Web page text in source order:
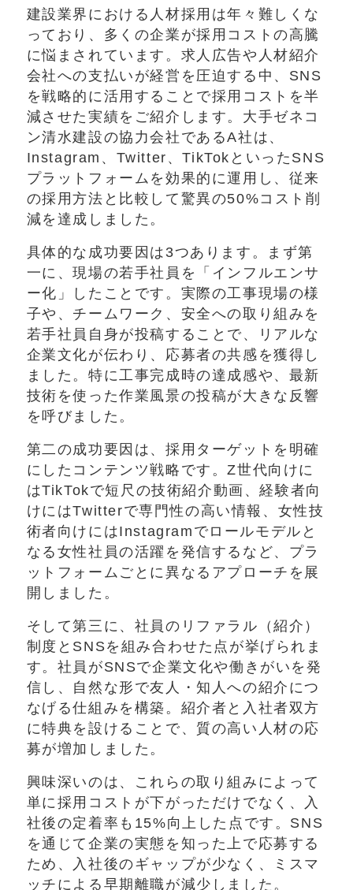
建設業界における人材採用は年々難しくな
っており、多くの企業が採用コストの高騰
に悩まされています。求人広告や人材紹介
会社への支払いが経営を圧迫する中、SNS
を戦略的に活用することで採用コストを半
減させた実績をご紹介します。大手ゼネコ
ン清水建設の協力会社であるA社は、
Instagram、Twitter、TikTokといったSNS
プラットフォームを効果的に運用し、従来
の採用方法と比較して驚異の50%コスト削
減を達成しました。
具体的な成功要因は3つあります。まず第
一に、現場の若手社員を「インフルエンサ
ー化」したことです。実際の工事現場の様
子や、チームワーク、安全への取り組みを
若手社員自身が投稿することで、リアルな
企業文化が伝わり、応募者の共感を獲得し
ました。特に工事完成時の達成感や、最新
技術を使った作業風景の投稿が大きな反響
を呼びました。
第二の成功要因は、採用ターゲットを明確
にしたコンテンツ戦略です。Z世代向けに
はTikTokで短尺の技術紹介動画、経験者向
けにはTwitterで専門性の高い情報、女性技
術者向けにはInstagramでロールモデルと
なる女性社員の活躍を発信するなど、プラ
ットフォームごとに異なるアプローチを展
開しました。
そして第三に、社員のリファラル（紹介）
制度とSNSを組み合わせた点が挙げられま
す。社員がSNSで企業文化や働きがいを発
信し、自然な形で友人・知人への紹介につ
なげる仕組みを構築。紹介者と入社者双方
に特典を設けることで、質の高い人材の応
募が増加しました。
興味深いのは、これらの取り組みによって
単に採用コストが下がっただけでなく、入
社後の定着率も15%向上した点です。SNS
を通じて企業の実態を知った上で応募する
ため、入社後のギャップが少なく、ミスマ
ッチによる早期離職が減少しました。